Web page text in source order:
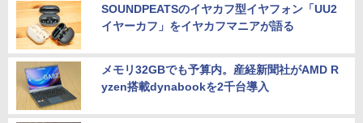
SOUNDPEATSのイヤカフ型イヤフォン「UU2
イヤーカフ」をイヤカフマニアが語る
メモリ32GBでも予算内。産経新聞社がAMD R
yzen搭載dynabookを2千台導入